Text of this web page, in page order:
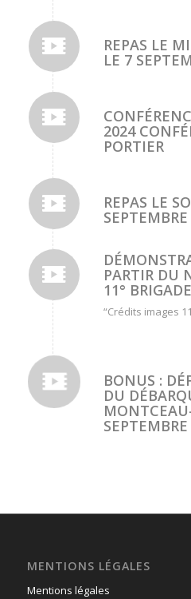
REPAS LE
LE 7
2024
PORTIER
REPAS LE
PARTIR DU
11°
“Crédits images
BONUS :
DU
MENTIONS LÉGALES
Mentions légales